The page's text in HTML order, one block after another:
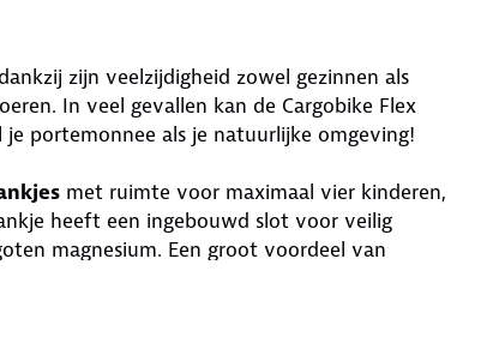
zijn veelzijdigheid zowel gezinnen als
In veel gevallen kan de Cargobike Flex
portemonnee als je natuurlijke omgeving!
met ruimte voor maximaal vier kinderen,
heeft een ingebouwd slot voor veilig
magnesium. Een groot voordeel van